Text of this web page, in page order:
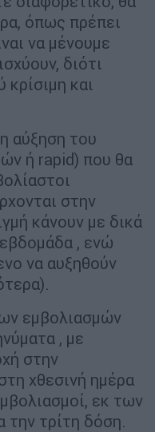
όπως πρέπει
να μένουμε
διότι
και
αύξηση του
ή rapid) που θα
στην
κάνουν με δικά
, ενώ
να αυξηθούν
εμβολιασμών
, με
στην
χθεσινή ημέρα
εκ των
την τρίτη δόση.